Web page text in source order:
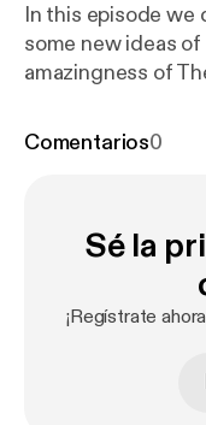
In this episode we
some new ideas
amazingness of
Comentarios0
Sé la
¡Regístrate